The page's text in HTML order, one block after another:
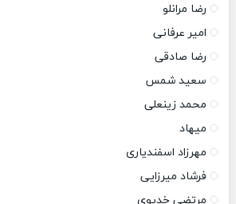
رضا مرانلو
امیر عرفانی
رضا صادقی
سعید شمس
محمد زینعلی
میهاد
مهرزاد اسفندیاری
فرشاد میرزایی
مرتضی خدیوی